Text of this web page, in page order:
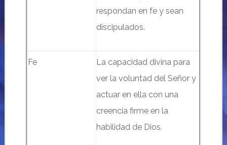
respondan en fe y sean
discipulados.
Fe
La capacidad divina para
ver la voluntad del Señor y
actuar en ella con una
creencia firme en la
habilidad de Dios.